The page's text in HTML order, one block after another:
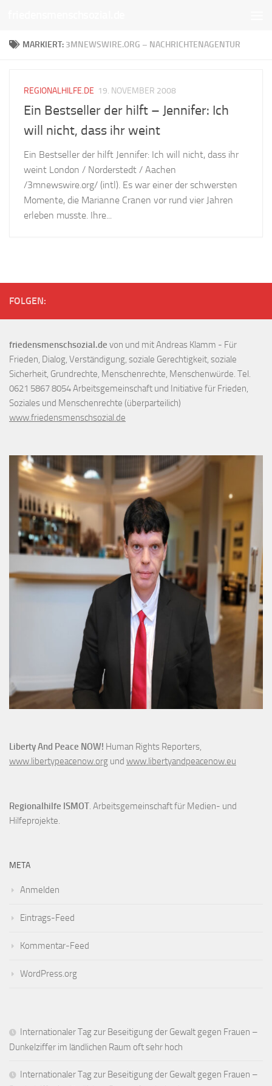
MARKIERT: 3MNEWSWIRE.ORG – NACHRICHTENAGENTUR
REGIONALHILFE.DE 19. NOVEMBER 2008
Ein Bestseller der hilft – Jennifer: Ich
will nicht, dass ihr weint
Ein Bestseller der hilft Jennifer: Ich will nicht, dass ihr
weint London / Norderstedt / Aachen
/3mnewswire.org/ (intl). Es war einer der schwersten
Momente, die Marianne Cranen vor rund vier Jahren
erleben musste. Ihre...
FOLGEN:
friedensmenschsozial.de von und mit Andreas Klamm - Für
Frieden, Dialog, Verständigung, soziale Gerechtigkeit, soziale
Sicherheit, Grundrechte, Menschenrechte, Menschenwürde. Tel.
0621 5867 8054 Arbeitsgemeinschaft und Initiative für Frieden,
Soziales und Menschenrechte (überparteilich)
www.friedensmenschsozial.de
Liberty And Peace NOW! Human Rights Reporters,
www.libertypeacenow.org und www.libertyandpeacenow.eu
Regionalhilfe ISMOT. Arbeitsgemeinschaft für Medien- und
Hilfeprojekte.
META
Anmelden
Eintrags-Feed
Kommentar-Feed
WordPress.org
Internationaler Tag zur Beseitigung der Gewalt gegen Frauen –
Dunkelziffer im ländlichen Raum oft sehr hoch
Internationaler Tag zur Beseitigung der Gewalt gegen Frauen –